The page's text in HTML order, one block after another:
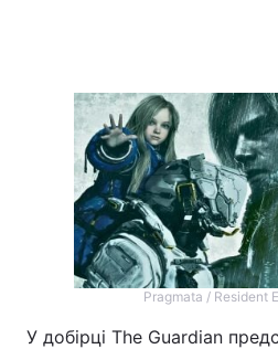
Pragmata / Resident
У добірці The Guardian